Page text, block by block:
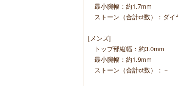
最小腕幅：約1.7mm
ストーン（合計ct数）：ダ
[メンズ]
トップ部縦幅：約3.0mm
最小腕幅：約1.9mm
ストーン（合計ct数）：－